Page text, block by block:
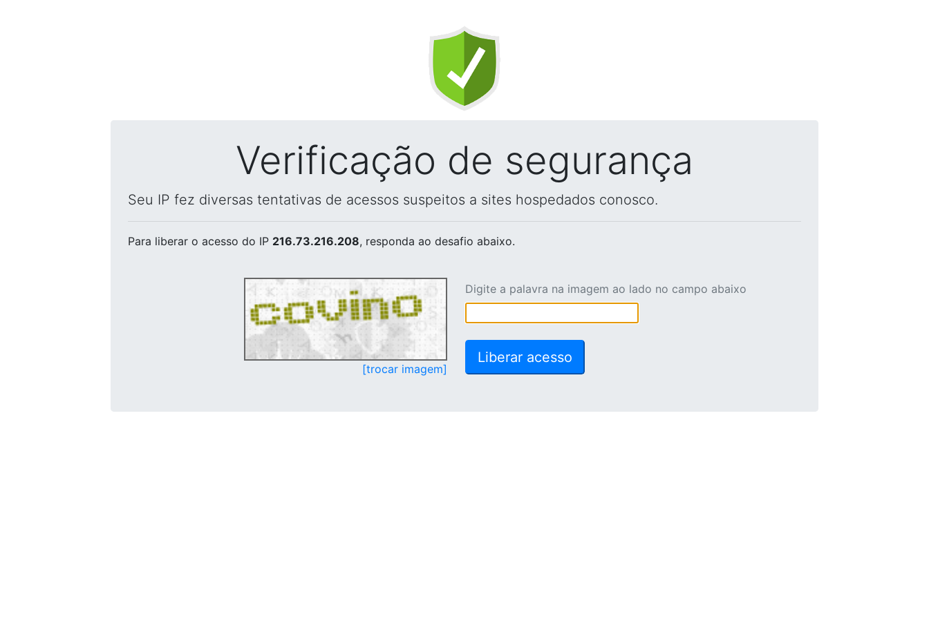
Verificação de segurança
Seu IP fez diversas tentativas de acessos suspeitos a sites hospedados conosco.
Para liberar o acesso do IP 216.73.216.208, responda ao desafio abaixo.
[trocar imagem]
Digite a palavra na imagem ao lado no campo abaixo